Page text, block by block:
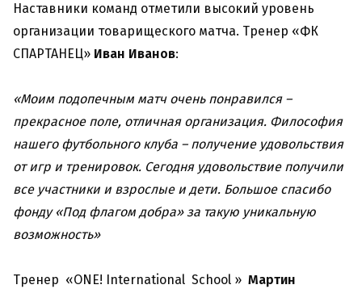
Наставники команд отметили высокий уровень
организации товарищеского матча. Тренер «ФК
СПАРТАНЕЦ» Иван Иванов:
«Моим подопечным матч очень понравился –
прекрасное поле, отличная организация. Философия
нашего футбольного клуба – получение удовольствия
от игр и тренировок. Сегодня удовольствие получили
все участники и взрослые и дети. Большое спасибо
фонду «Под флагом добра» за такую уникальную
возможность»
Тренер «ONE! International School » Мартин